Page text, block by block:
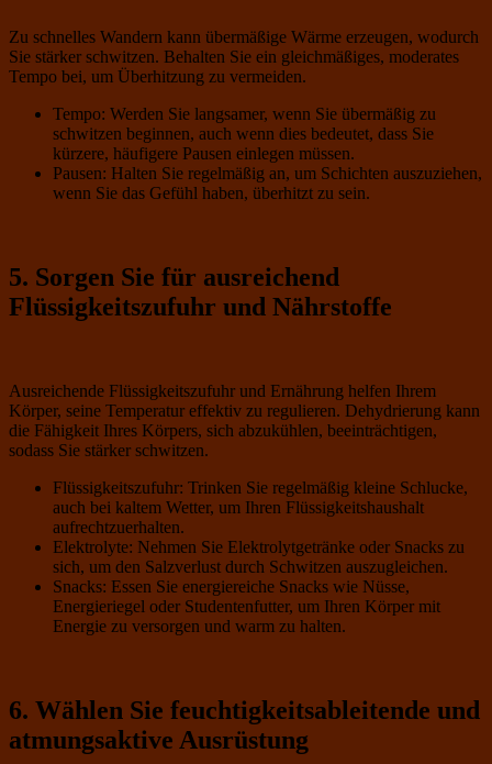
Zu schnelles Wandern kann übermäßige Wärme erzeugen, wodurch
Sie stärker schwitzen. Behalten Sie ein gleichmäßiges, moderates
Tempo bei, um Überhitzung zu vermeiden.
Tempo: Werden Sie langsamer, wenn Sie übermäßig zu
schwitzen beginnen, auch wenn dies bedeutet, dass Sie
kürzere, häufigere Pausen einlegen müssen.
Pausen: Halten Sie regelmäßig an, um Schichten auszuziehen,
wenn Sie das Gefühl haben, überhitzt zu sein.
5. Sorgen Sie für ausreichend
Flüssigkeitszufuhr und Nährstoffe
Ausreichende Flüssigkeitszufuhr und Ernährung helfen Ihrem
Körper, seine Temperatur effektiv zu regulieren. Dehydrierung kann
die Fähigkeit Ihres Körpers, sich abzukühlen, beeinträchtigen,
sodass Sie stärker schwitzen.
Flüssigkeitszufuhr: Trinken Sie regelmäßig kleine Schlucke,
auch bei kaltem Wetter, um Ihren Flüssigkeitshaushalt
aufrechtzuerhalten.
Elektrolyte: Nehmen Sie Elektrolytgetränke oder Snacks zu
sich, um den Salzverlust durch Schwitzen auszugleichen.
Snacks: Essen Sie energiereiche Snacks wie Nüsse,
Energieriegel oder Studentenfutter, um Ihren Körper mit
Energie zu versorgen und warm zu halten.
6. Wählen Sie feuchtigkeitsableitende und
atmungsaktive Ausrüstung